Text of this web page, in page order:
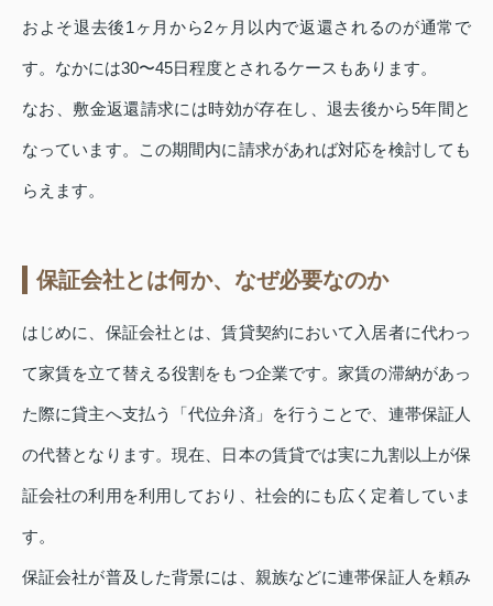
およそ退去後1ヶ月から2ヶ月以内で返還されるのが通常で
す。なかには30〜45日程度とされるケースもあります。
なお、敷金返還請求には時効が存在し、退去後から5年間と
なっています。この期間内に請求があれば対応を検討しても
らえます。
保証会社とは何か、なぜ必要なのか
はじめに、保証会社とは、賃貸契約において入居者に代わっ
て家賃を立て替える役割をもつ企業です。家賃の滞納があっ
た際に貸主へ支払う「代位弁済」を行うことで、連帯保証人
の代替となります。現在、日本の賃貸では実に九割以上が保
証会社の利用を利用しており、社会的にも広く定着していま
す。
保証会社が普及した背景には、親族などに連帯保証人を頼み